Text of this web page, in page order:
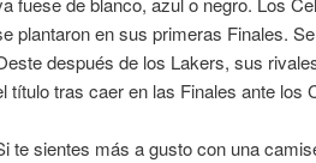
plantaron en sus primeras Finales.
después de los Lakers, sus
título tras caer en las Finales ante los
te sientes más a gusto con una